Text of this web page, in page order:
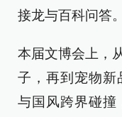
接龙与百科问答。
本届文博会上，
子，再到宠物
与国风跨界碰撞